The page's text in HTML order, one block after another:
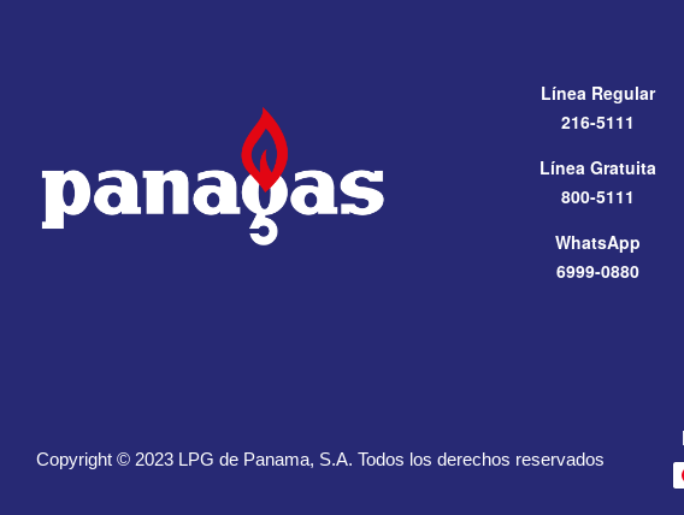
Línea Regular
216-5111
Línea Gratuita
800-5111
WhatsApp
6999-0880
Copyright © 2023 LPG de Panama, S.A. Todos los derechos reservados